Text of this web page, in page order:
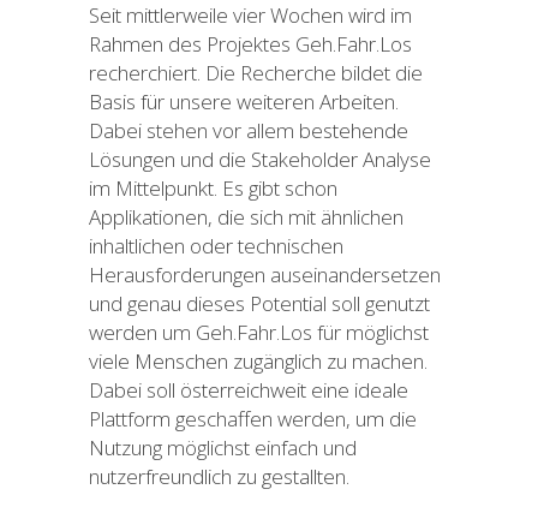
Seit mittlerweile vier Wochen wird im
Rahmen des Projektes Geh.Fahr.Los
recherchiert. Die Recherche bildet die
Basis für unsere weiteren Arbeiten.
Dabei stehen vor allem bestehende
Lösungen und die Stakeholder Analyse
im Mittelpunkt. Es gibt schon
Applikationen, die sich mit ähnlichen
inhaltlichen oder technischen
Herausforderungen auseinandersetzen
und genau dieses Potential soll genutzt
werden um Geh.Fahr.Los für möglichst
viele Menschen zugänglich zu machen.
Dabei soll österreichweit eine ideale
Plattform geschaffen werden, um die
Nutzung möglichst einfach und
nutzerfreundlich zu gestallten.